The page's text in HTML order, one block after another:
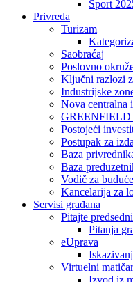
Sport
Privreda
Turizam
Saobraćaj
Poslovno
Ključni razlozi
Industrijske
Nova centralna
GREENFIELD
Postojeći
Postupak za
Baza
Baza
Vodič za
Kancelarija za
Servisi građana
Pitajte
Pitanja
eUprava
Virtuelni
Izvod iz